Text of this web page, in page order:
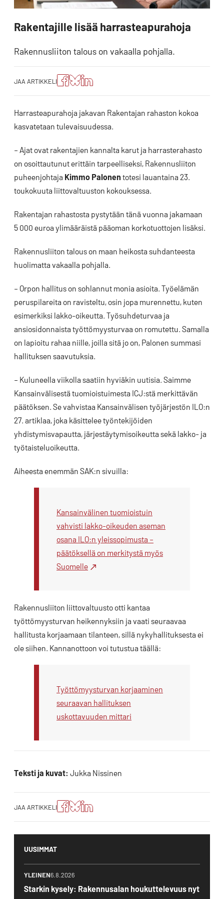
Rakentajille lisää harrasteapurahoja
Rakennusliiton talous on vakaalla pohjalla.
JAA ARTIKKELI
Jaa
artikkeli
Facebookissa
Jaa
artikkeli
Blueskyssa
Jako:
Jaa
artikkeli
Harrasteapurahoja jakavan Rakentajan rahaston kokoa
kasvatetaan tulevaisuudessa.
– Ajat ovat rakentajien kannalta karut ja harrasterahasto
on osoittautunut erittäin tarpeelliseksi, Rakennusliiton
puheenjohtaja Kimmo Palonen totesi lauantaina 23.
toukokuuta liittovaltuuston kokouksessa.
Rakentajan rahastosta pystytään tänä vuonna jakamaan
5 000 euroa ylimääräistä pääoman korkotuottojen lisäksi.
Rakennusliiton talous on maan heikosta suhdanteesta
huolimatta vakaalla pohjalla.
– Orpon hallitus on sohlannut monia asioita. Työelämän
peruspilareita on ravisteltu, osin jopa murennettu, kuten
esimerkiksi lakko-oikeutta. Työsuhdeturvaa ja
ansiosidonnaista työttömyysturvaa on romutettu. Samalla
on lapioitu rahaa niille, joilla sitä jo on, Palonen summasi
hallituksen saavutuksia.
– Kuluneella viikolla saatiin hyviäkin uutisia. Saimme
Kansainvälisestä tuomioistuimesta ICJ:stä merkittävän
päätöksen. Se vahvistaa Kansainvälisen työjärjestön ILO:n
27. artiklaa, joka käsittelee työntekijöiden
yhdistymisvapautta, järjestäytymisoikeutta sekä lakko- ja
työtaisteluoikeutta.
Aiheesta enemmän SAK:n sivuilla:
Kansainvälinen tuomioistuin
vahvisti lakko-oikeuden aseman
osana ILO:n yleissopimusta –
päätöksellä on merkitystä myös
Suomelle
Rakennusliiton liittovaltuusto otti kantaa
työttömyysturvan heikennyksiin ja vaati seuraavaa
hallitusta korjaamaan tilanteen, sillä nykyhallituksesta ei
ole siihen. Kannanottoon voi tutustua täällä:
Työttömyysturvan korjaaminen
seuraavan hallituksen
uskottavuuden mittari
Teksti ja kuvat: Jukka Nissinen
JAA ARTIKKELI
Jaa
artikkeli
Facebookissa
Jaa
artikkeli
Blueskyssa
Jako:
Jaa
artikkeli
LinkedIn:ssä
UUSIMMAT
YLEINEN6.8.2026
Starkin kysely: Rakennusalan houkuttelevuus nyt